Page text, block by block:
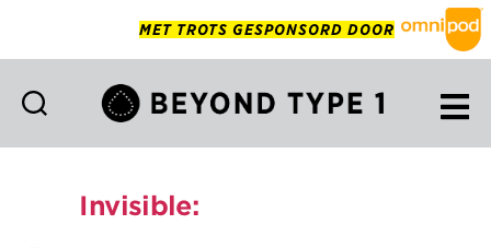
MET TROTS GESPONSORD DOOR
Invisible: